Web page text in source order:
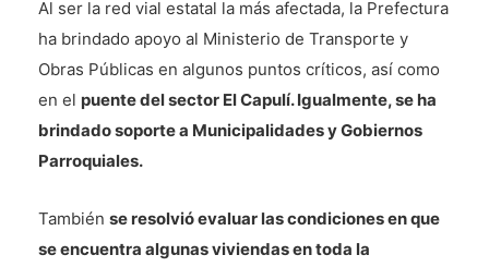
Al ser la red vial estatal la más afectada, la Prefectura
ha brindado apoyo al Ministerio de Transporte y
Obras Públicas en algunos puntos críticos, así como
en el puente del sector El Capulí. Igualmente, se ha
brindado soporte a Municipalidades y Gobiernos
Parroquiales.
También se resolvió evaluar las condiciones en que
se encuentra algunas viviendas en toda la